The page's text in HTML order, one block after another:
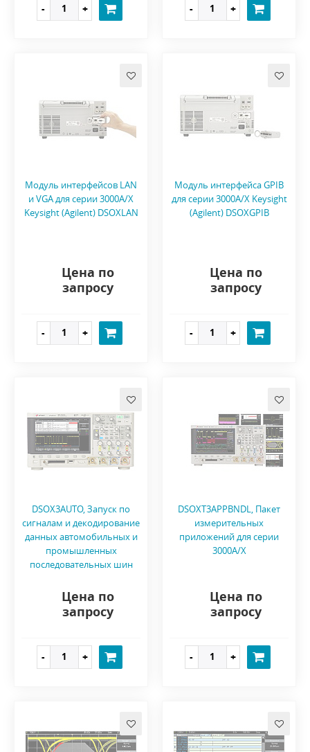
Модуль интерфейсов LAN
и VGA для серии 3000A/X
Keysight (Agilent) DSOXLAN
Цена по
запросу
Модуль интерфейса GPIB
для серии 3000A/X Keysight
(Agilent) DSOXGPIB
Цена по
запросу
DSOX3AUTO, Запуск по
сигналам и декодирование
данных автомобильных и
промышленных
последовательных шин
Цена по
запросу
DSOXT3APPBNDL, Пакет
измерительных
приложений для серии
3000A/X
Цена по
запросу